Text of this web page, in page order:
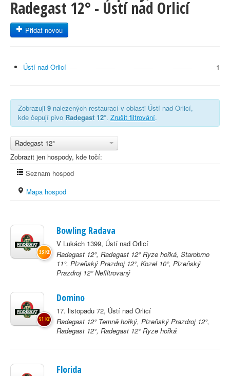
Radegast 12° - Ústí nad Orlicí
Přidat novou
Ústí nad Orlicí 1
Zobrazuji 9 nalezených restaurací v oblasti Ústí nad Orlicí,
kde čepují pivo Radegast 12°. Zrušit filtrování.
Radegast 12°
Zobrazit jen hospody, kde točí:
Seznam hospod
Mapa hospod
Bowling Radava
V Lukách 1399, Ústí nad Orlicí
Radegast 12°, Radegast 12° Ryze hořká, Starobrno
11°, Plzeňský Prazdroj 12°, Kozel 10°, Plzeňský
Prazdroj 12° Nefiltrovaný
33 Kč
Domino
17. listopadu 72, Ústí nad Orlicí
Radegast 12° Temně hořký, Plzeňský Prazdroj 12°,
Radegast 12°, Radegast 12° Ryze hořká
51 Kč
Florida